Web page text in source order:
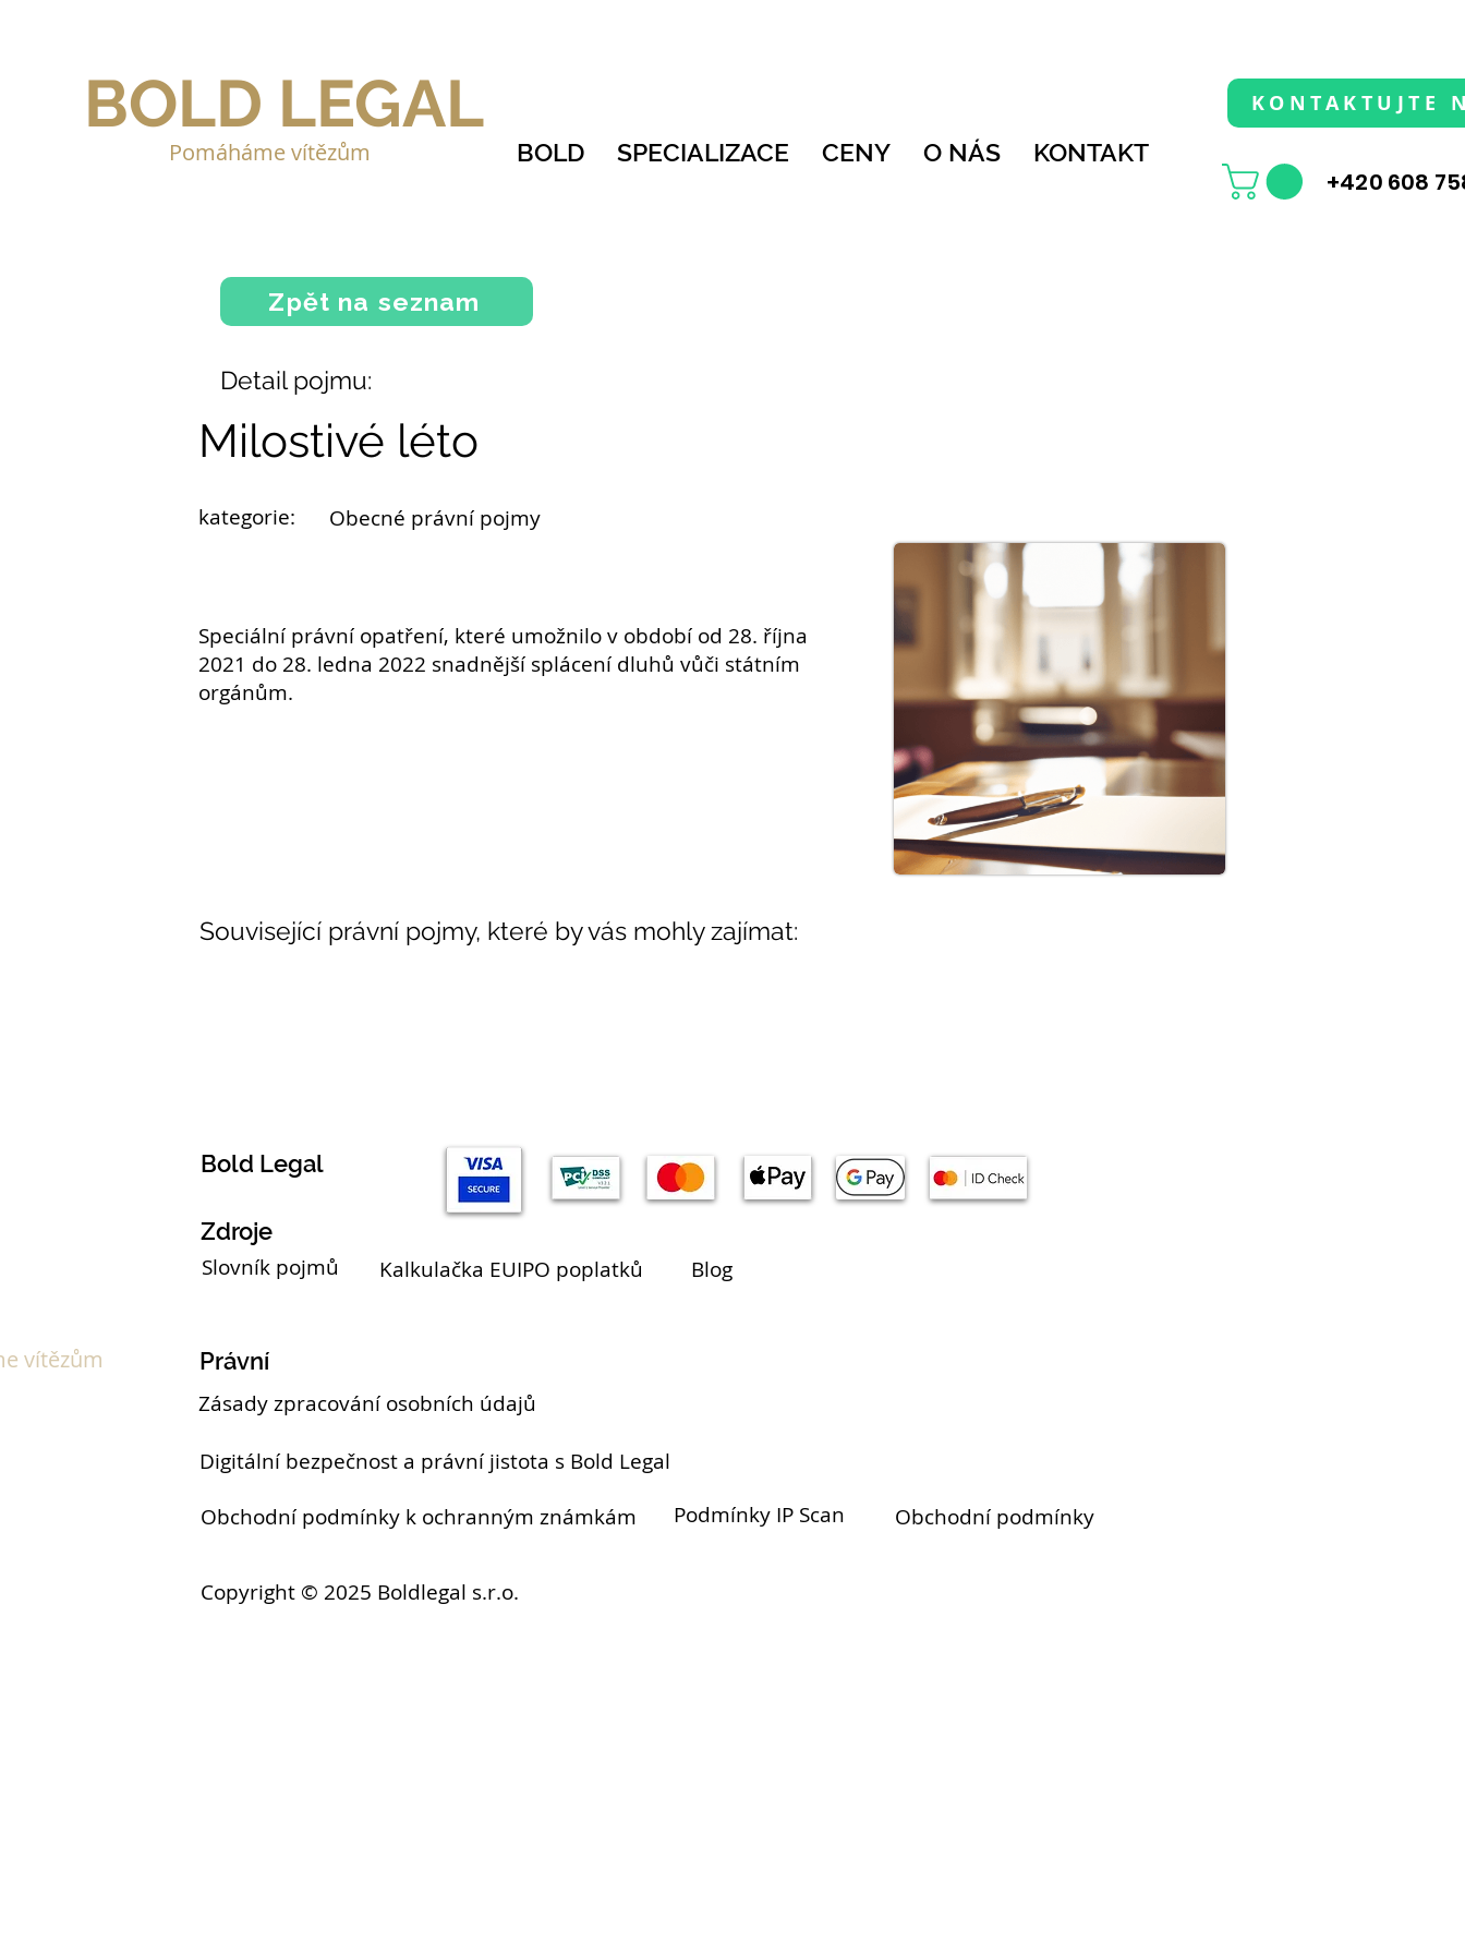
BOLD SPECIALIZACE CENY O NÁS KONTAKT
BOLD LEGAL
Pomáháme vítězům
KONTAKTUJTE
+420 608
Zpět na seznam
Detail pojmu:
Milostivé léto
kategorie: Obecné právní pojmy
Speciální právní opatření, které umožnilo v období od 28. října
2021 do 28. ledna 2022 snadnější splácení dluhů vůči státním
orgánům.
Související právní pojmy, které by vás mohly zajímat:
Bold Legal
Zdroje
vítězům
Slovník pojmů Kalkulačka EUIPO poplatků Blog
Právní
Zásady zpracování osobních údajů
Digitální bezpečnost a právní jistota s Bold Legal
Obchodní podmínky k ochranným známkám
Podmínky IP Scan Obchodní podmínky
Copyright © 2025 Boldlegal s.r.o.